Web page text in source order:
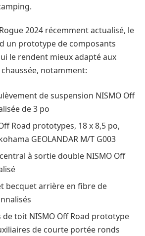
2024 récemment actualisé, le
un prototype de composants
le rendent mieux adapté aux
notamment:
de suspension NISMO Off
de 3 po
Road prototypes, 18 x 8,5 po,
GEOLANDAR M/T G003
à sortie double NISMO Off
becquet arrière en fibre de
de toit NISMO Off Road prototype
de courte portée ronds